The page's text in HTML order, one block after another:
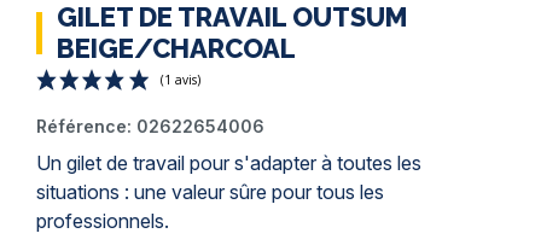
GILET DE TRAVAIL OUTSUM
BEIGE/CHARCOAL
(1 avis)
Référence: 02622654006
Un gilet de travail pour s'adapter à toutes les
situations : une valeur sûre pour tous les
professionnels.